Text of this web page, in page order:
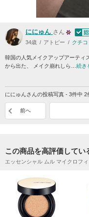
ににゅん さん
34歳 アトピー クチ
韓国の人気メイクアップアーティ
から出た、 メイク崩れしら… 続き
ににゅんさんの投稿写真 - 3件中 2
前へ
この商品を高評価してい
エッセンシャル ムル マイクロフ